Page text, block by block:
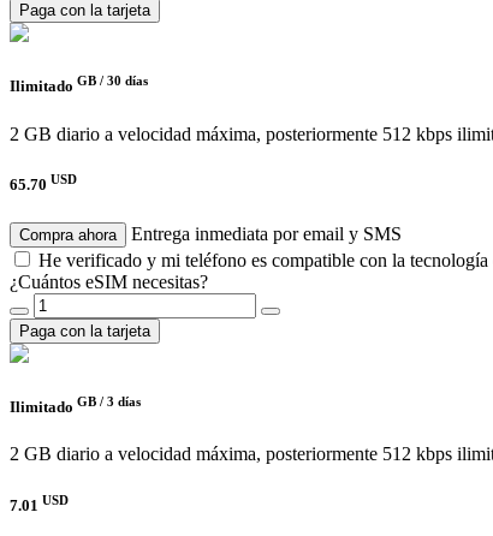
Paga con la tarjeta
Ilimitado GB / 30 días
2 GB diario a velocidad máxima, posteriormente 512 kbps
65.70 USD
Compra ahora
Entrega inmediata por email y SMS
He verificado y mi teléfono es compatible con la tecnología
¿Cuántos eSIM necesitas?
Paga con la tarjeta
Ilimitado GB / 3 días
2 GB diario a velocidad máxima, posteriormente 512 kbps
7.01 USD